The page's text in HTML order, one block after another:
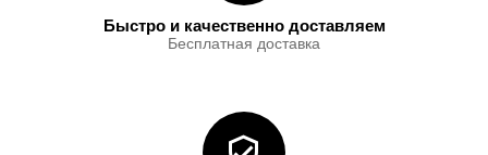
Быстро и качественно доставляем
Бесплатная доставка